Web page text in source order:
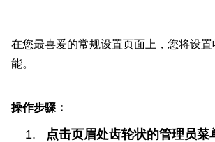
在您最喜爱的常规设置页面上，您将设
能。
操作步骤：
点击页眉处齿轮状的管理员菜